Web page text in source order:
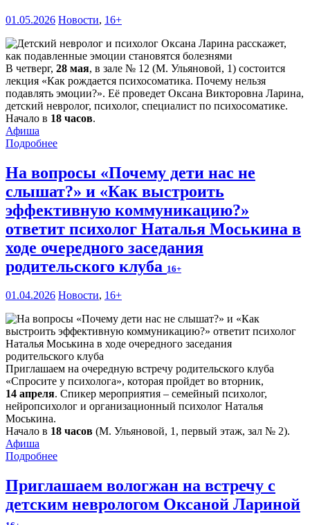
01.05.2026 Новости, 16+
В четверг, 28 мая, в зале № 12 (М. Ульяновой, 1) состоится
лекция «Как рождается психосоматика. Почему нельзя
подавлять эмоции?». Её проведет Оксана Викторовна Ларина,
детский невролог, психолог, специалист по психосоматике.
Начало в 18 часов.
Афиша
Подробнее
На вопросы «Почему дети нас не
слышат?» и «Как выстроить
эффективную коммуникацию?»
ответит психолог Наталья Моськина в
ходе очередного заседания
родительского клуба 16+
01.04.2026 Новости, 16+
Приглашаем на очередную встречу родительского клуба
«Спросите у психолога», которая пройдет во вторник,
14 апреля. Спикер мероприятия – семейный психолог,
нейропсихолог и организационный психолог Наталья
Моськина.
Начало в 18 часов (М. Ульяновой, 1, первый этаж, зал № 2).
Афиша
Подробнее
Приглашаем вологжан на встречу с
детским неврологом Оксаной Лариной